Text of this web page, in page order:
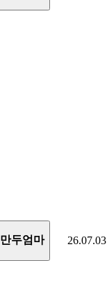
만두엄마 26.07.03